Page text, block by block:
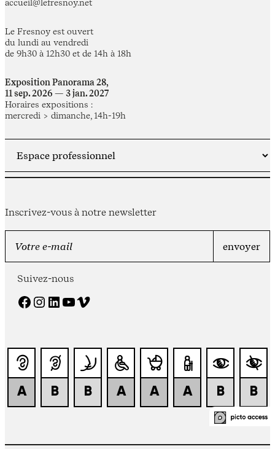
accueil@lefresnoy.net
Le Fresnoy est ouvert
du lundi au vendredi
de 9h30 à 12h30 et de 14h à 18h
Exposition Panorama 28,
11 sep. 2026 — 3 jan. 2027
Horaires expositions :
mercredi > dimanche, 14h-19h
Inscrivez-vous à notre newsletter
Suivez-nous
Facebook Instagram LinkedIn YouTube Vimeo